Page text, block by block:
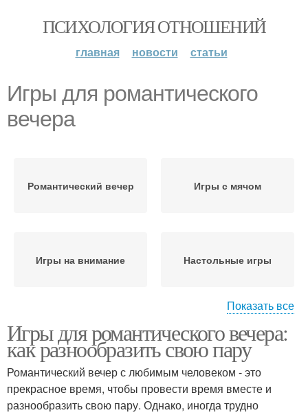
ПСИХОЛОГИЯ ОТНОШЕНИЙ
главная новости статьи
Игры для романтического
вечера
Романтический вечер Игры с мячом
Игры на внимание Настольные игры
Психологические игры
реиграбельностью
Показать все
Игры для романтического вечера:
как разнообразить свою пару
Романтический вечер с любимым человеком - это
прекрасное время, чтобы провести время вместе и
разнообразить свою пару. Однако, иногда трудно